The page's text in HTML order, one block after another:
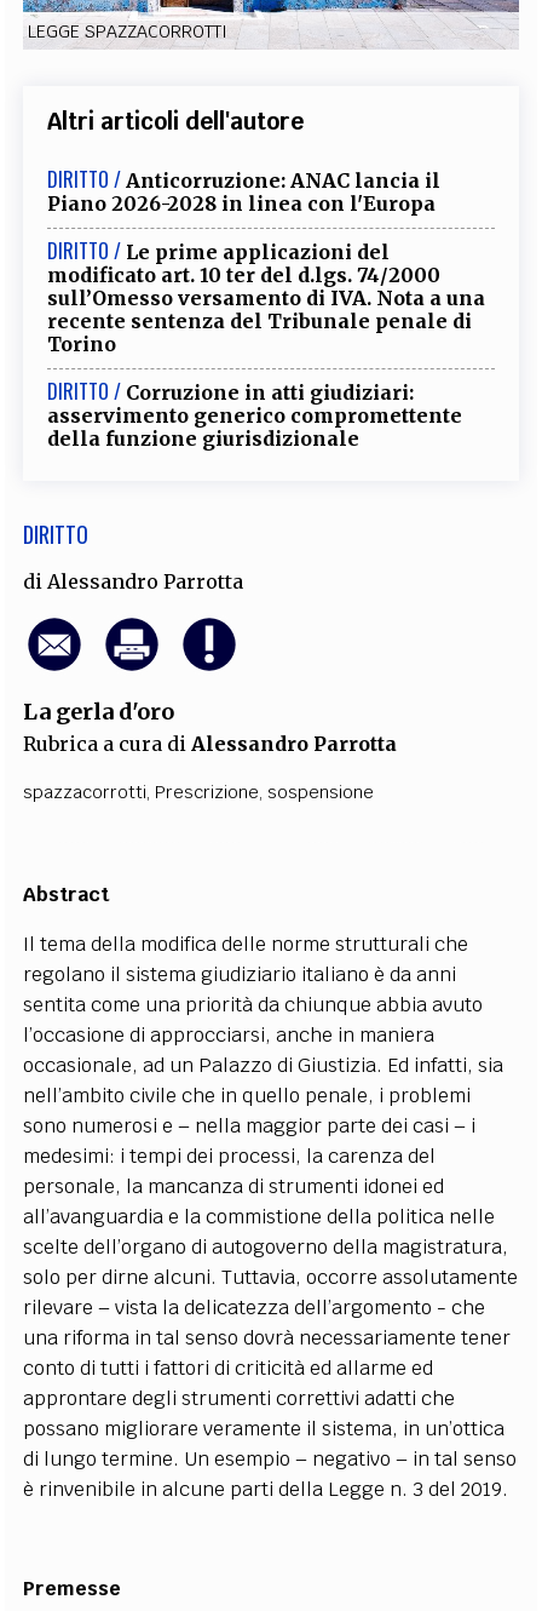
LEGGE SPAZZACORROTTI
Altri articoli dell'autore
DIRITTO / Anticorruzione: ANAC lancia il
Piano 2026-2028 in linea con l'Europa
DIRITTO / Le prime applicazioni del
modificato art. 10 ter del d.lgs. 74/2000
sull’Omesso versamento di IVA. Nota a una
recente sentenza del Tribunale penale di
Torino
DIRITTO / Corruzione in atti giudiziari:
asservimento generico compromettente
della funzione giurisdizionale
DIRITTO
di Alessandro Parrotta
La gerla d'oro
Rubrica a cura di Alessandro Parrotta
spazzacorrotti, Prescrizione,sospensione
Abstract
Il tema della modifica delle norme strutturali che
regolano il sistema giudiziario italiano è da anni
sentita come una priorità da chiunque abbia avuto
l’occasione di approcciarsi, anche in maniera
occasionale, ad un Palazzo di Giustizia. Ed infatti, sia
nell’ambito civile che in quello penale, i problemi
sono numerosi e – nella maggior parte dei casi – i
medesimi: i tempi dei processi, la carenza del
personale, la mancanza di strumenti idonei ed
all’avanguardia e la commistione della politica nelle
scelte dell’organo di autogoverno della magistratura,
solo per dirne alcuni. Tuttavia, occorre assolutamente
rilevare – vista la delicatezza dell’argomento - che
una riforma in tal senso dovrà necessariamente tener
conto di tutti i fattori di criticità ed allarme ed
approntare degli strumenti correttivi adatti che
possano migliorare veramente il sistema, in un’ottica
di lungo termine. Un esempio – negativo – in tal senso
è rinvenibile in alcune parti della Legge n. 3 del 2019.
Premesse